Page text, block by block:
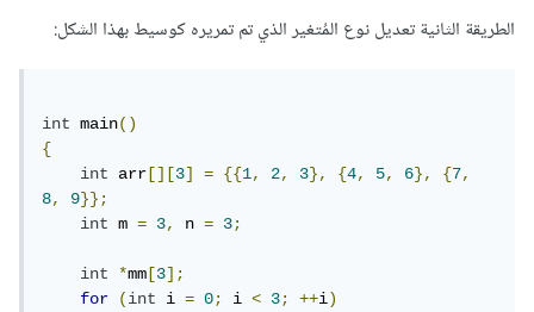
الطريقة الثانية تعديل نوع المُتغير الذي تم تمريره كوسيط بهذا الشكل:
int main()
{
int
arr [][3] = {{1, 2, 3}, {4, 5, 6}, {7,
8, 9}};
int m = 3, n = 3;
int *mm [3];
for
(int i = 0; i < 3; ++i)